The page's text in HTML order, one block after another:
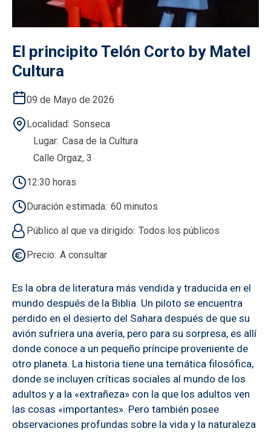
El principito Telón Corto by Matel
Cultura
09 de Mayo de 2026
Localidad Sonseca
Lugar Casa de la Cultura
Calle Orgaz, 3
12:30 horas
Duración estimada 60 minutos
Público al que va dirigido Todos los públicos
Precio A consultar
Es la obra de literatura más vendida y traducida en el
mundo después de la Biblia. Un piloto se encuentra
perdido en el desierto del Sahara después de que su
avión sufriera una avería, pero para su sorpresa, es allí
donde conoce a un pequeño príncipe proveniente de
otro planeta. La historia tiene una temática filosófica,
donde se incluyen críticas sociales al mundo de los
adultos y a la «extrañeza» con la que los adultos ven
las cosas «importantes». Pero también posee
observaciones profundas sobre la vida y la naturaleza